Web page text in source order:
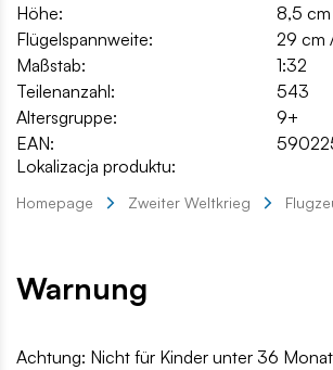
Höhe:
8,5
Flügelspannweite:
29 cm
Maßstab:
1:32
Teilenanzahl:
543
Altersgruppe:
9+
EAN:
Lokalizacja produktu:
Homepage Zweiter Weltkrieg
Warnung
Achtung: Nicht für Kinder unter 36